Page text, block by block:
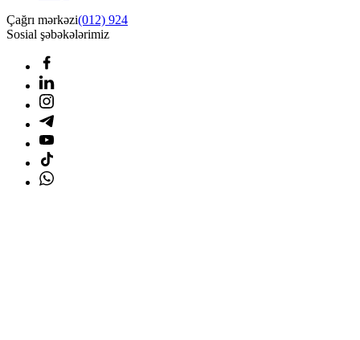
Çağrı mərkəzi(012) 924
Sosial şəbəkələrimiz